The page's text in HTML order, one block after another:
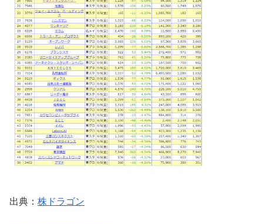
出典： 株ドラゴン